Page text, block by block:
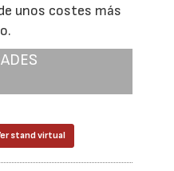
unos costes más
stand virtual